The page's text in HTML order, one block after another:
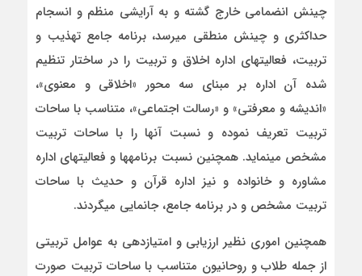
چینش انضمامی خارج گشته و به آرایشی منظم و انسجام
حداکثری و چینش منطقی می­رسد، برنامه جامع تهذیب و
تربیت، فعالیت­های اداره اخلاق و تربیت را در ساختار تنظیم
شده آن اداره بر مبنای سه محور «اخلاقی و معنوی»،
«اندیشه و معرفتی» و «رسالت اجتماعی»، متناسب با ساحات
تربیت تعریف نموده و نسبت آنها را با ساحات تربیت
مشخص می­نماید. همچنین نسبت برنامه­ها و فعالیت­های اداره
مشاوره و خانواده و نیز اداره قرآن و حدیث با ساحات
تربیت مشخص و در برنامه جامع، جانمایی می­گردند.
همچنین اموری نظیر ارزیابی و امتیازدهی به عوامل تربیتی
از جمله طلاب و روحانیون متناسب با ساحات تربیت صورت